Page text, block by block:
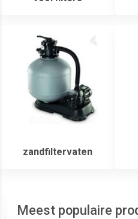
zandfiltervaten
Meest populaire